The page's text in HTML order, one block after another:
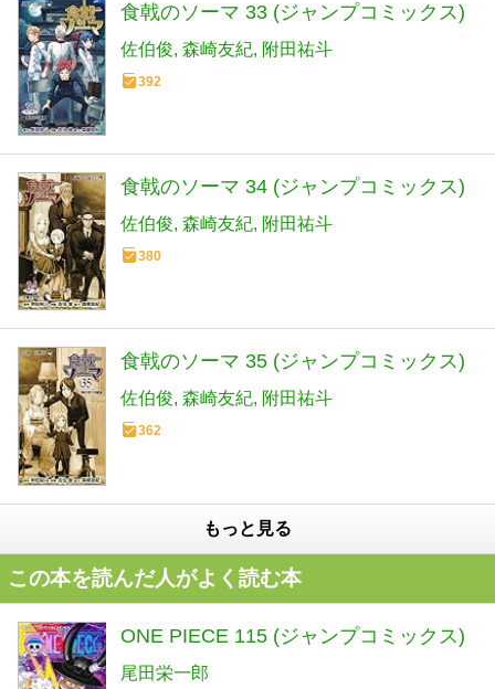
食戟のソーマ 33 (ジャンプコミックス)
佐伯俊 森崎友紀 附田祐斗
392
食戟のソーマ 34 (ジャンプコミックス)
佐伯俊 森崎友紀 附田祐斗
380
食戟のソーマ 35 (ジャンプコミックス)
佐伯俊 森崎友紀 附田祐斗
362
もっと見る
この本を読んだ人がよく読む本
ONE PIECE 115 (ジャンプコミックス)
尾田栄一郎